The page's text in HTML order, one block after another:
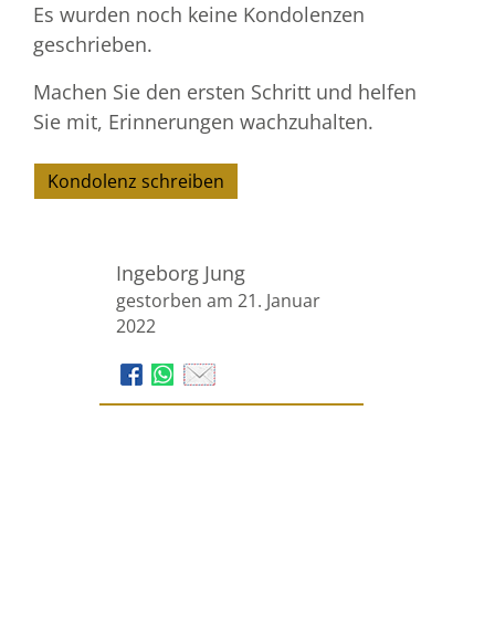
Es wurden noch keine Kondolenzen
geschrieben.
Machen Sie den ersten Schritt und helfen
Sie mit, Erinnerungen wachzuhalten.
Kondolenz schreiben
Ingeborg Jung
gestorben am 21. Januar
2022